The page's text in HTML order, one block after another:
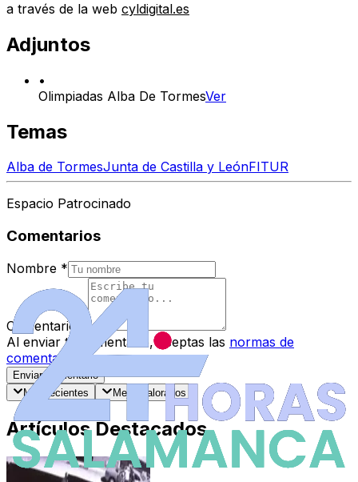
a través de la web cyldigital.es
Adjuntos
•
Olimpiadas Alba De TormesVer
Temas
Alba de TormesJunta de Castilla y LeónFITUR
Espacio Patrocinado
Comentarios
Nombre *
Comentario
Al enviar tu comentario, aceptas las normas de
comentarios
Enviar Comentario
Más recientes
Mejor valorados
Artículos Destacados